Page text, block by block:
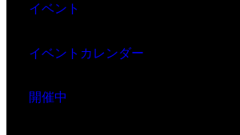
イベント
イベントカレンダー
開催中